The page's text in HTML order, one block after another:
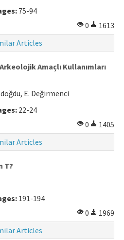
75-94
0
1613
Articles
Amaçlı Kullanımları
E. Değirmenci
22-24
0
1405
Articles
T?
191-194
0
1969
Articles